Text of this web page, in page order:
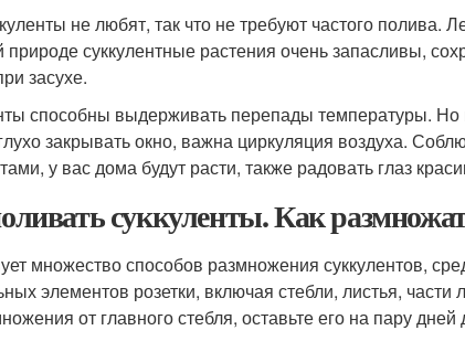
не любят, так что не требуют частого полива.
суккулентные растения очень запасливы,
засухе.
способны выдерживать перепады температуры. Но
закрывать окно, важна циркуляция воздуха.
у вас дома будут расти, также радовать глаз
суккуленты. Как
множество способов размножения суккулентов,
элементов розетки, включая стебли, листья,
от главного стебля, оставьте его на пару